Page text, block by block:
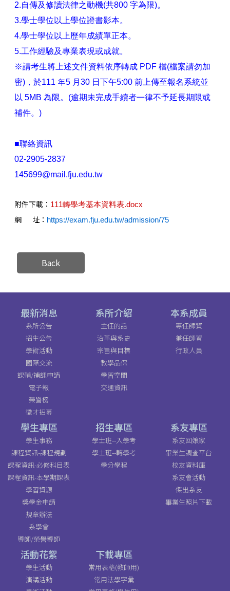
2.自傳及修讀法律之動機(共800 字為限)。
3.學士學位以上學位證書影本。
4.學士學位以上歷年成績單正本。
5.工作經驗及專業表現或成就。
※請考生將上述文件資料依序轉成 PDF 檔(檔案請勿加
密)，於111 年5 月30 日下午5:00 前上傳至報名系統並
以 5MB 為限。(逾期未完成手續者㇐律不予延⾧期限或
補件。)
■聯絡資訊
02-2905-2837
145699@mail.fju.edu.tw
附件下載： 111轉學考基本資料表.docx
網 址： https://exam.fju.edu.tw/admission/75
Back
最新消息
系所公告
招生公告
學術活動
國際交流
課輔/補課申請
電子報
榮譽榜
徵才招募
系所介紹
主任的話
沿革與系史
宗旨與目標
教學品保
學習空間
交通資訊
本系成員
專任師資
兼任師資
行政人員
學生專區
學生事務
課程資訊-課程規劃
課程資訊-必修科目表
課程資訊-本學期課表
學習資源
獎學金申請
規章辦法
系學會
導師/榮譽導師
招生專區
學士班--入學考
學士班--轉學考
學分學程
系友專區
系友回娘家
畢業生調查平台
校友資料庫
系友會活動
傑出系友
畢業生照片下載
活動花絮
學生活動
演講活動
下載專區
常用表格(教師用)
常用法學字彙